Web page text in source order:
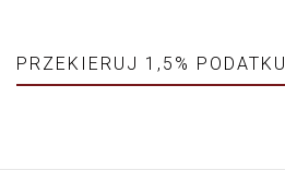
PRZEKIERUJ 1,5% PODATKU